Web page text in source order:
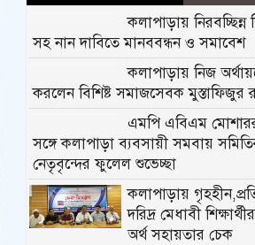
কলাপাড়ায়
সহ নান দাবিতে মানববন্ধন ও সমাবেশ
কলাপাড়ায় নিজ
করলেন বিশিষ্ট সমাজসেবক মুস্তাফিজুর
এমপি এবিএম
সঙ্গে কলাপাড়া ব্যবসায়ী সমবায়
নেতৃবৃন্দের ফুলেল শুভেচ্ছা
কলাপাড়ায়
দরিদ্র মেধাবী
অর্থ সহায়তার চেক